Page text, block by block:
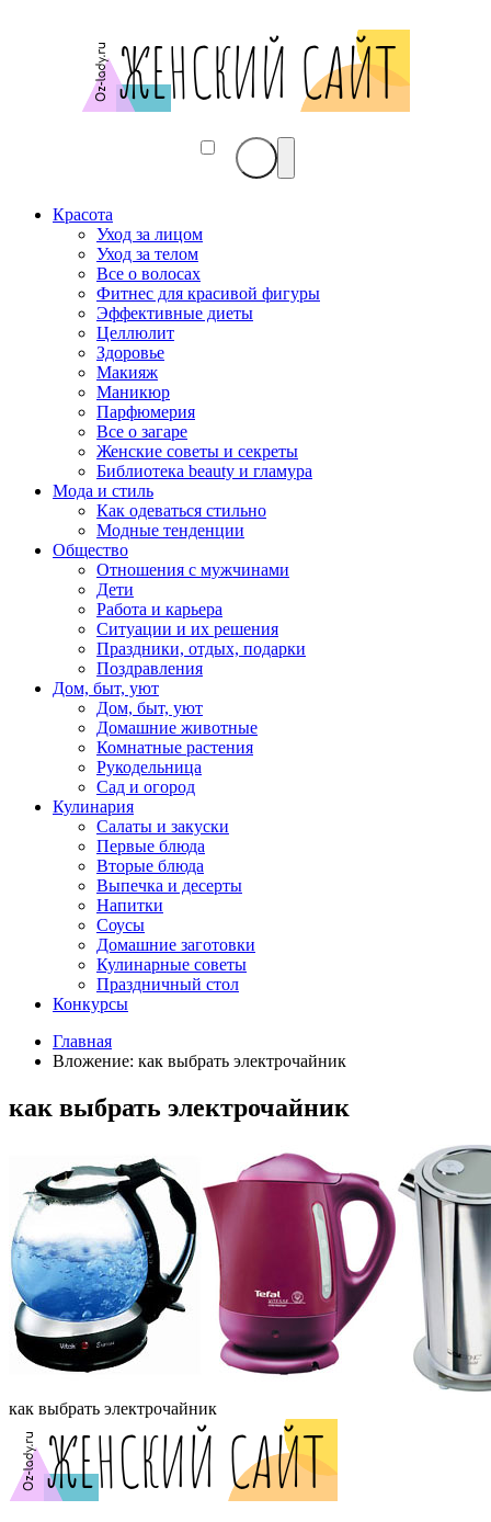
Красота
Уход за лицом
Уход за телом
Все о волосах
Фитнес для красивой фигуры
Эффективные диеты
Целлюлит
Здоровье
Макияж
Маникюр
Парфюмерия
Все о загаре
Женские советы и секреты
Библиотека beauty и гламура
Мода и стиль
Как одеваться стильно
Модные тенденции
Общество
Отношения с мужчинами
Дети
Работа и карьера
Ситуации и их решения
Праздники, отдых, подарки
Поздравления
Дом, быт, уют
Дом, быт, уют
Домашние животные
Комнатные растения
Рукодельница
Сад и огород
Кулинария
Салаты и закуски
Первые блюда
Вторые блюда
Выпечка и десерты
Напитки
Соусы
Домашние заготовки
Кулинарные советы
Праздничный стол
Конкурсы
Главная
Вложение: как выбрать электрочайник
как выбрать электрочайник
как выбрать электрочайник